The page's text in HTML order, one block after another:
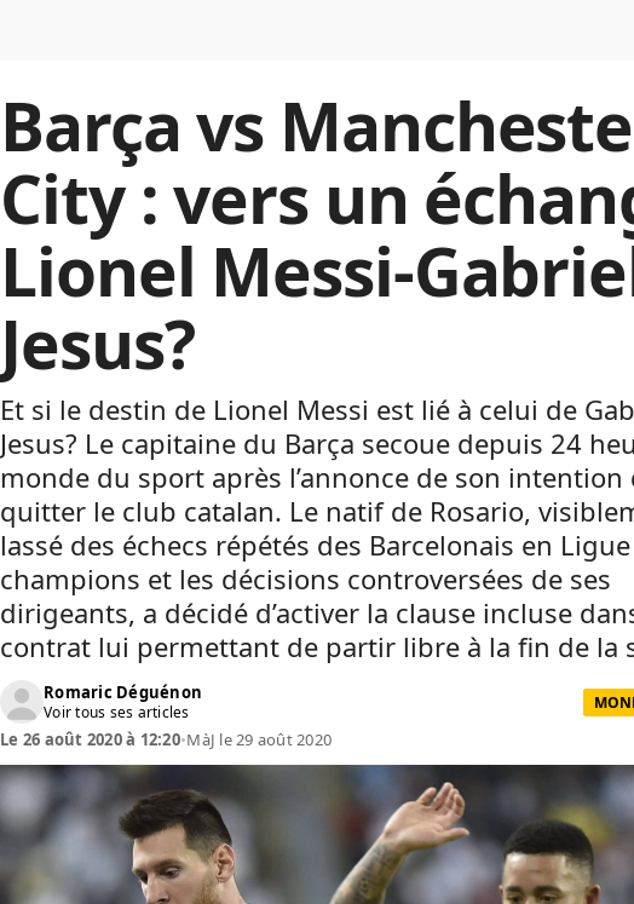
Barça vs
City : vers un
Lionel Messi-
Jesus?
Et si le destin de Lionel Messi est lié à celui de
Jesus? Le capitaine du Barça secoue depuis 24
monde du sport après l’annonce de son intention
quitter le club catalan. Le natif de Rosario,
lassé des échecs répétés des Barcelonais en
champions et les décisions controversées de ses
dirigeants, a décidé d’activer la clause incluse
contrat lui permettant de partir libre à la fin de la
Romaric Déguénon
Voir tous ses articles
Le 26 août 2020 à 12:20•MàJ le 29 août 2020